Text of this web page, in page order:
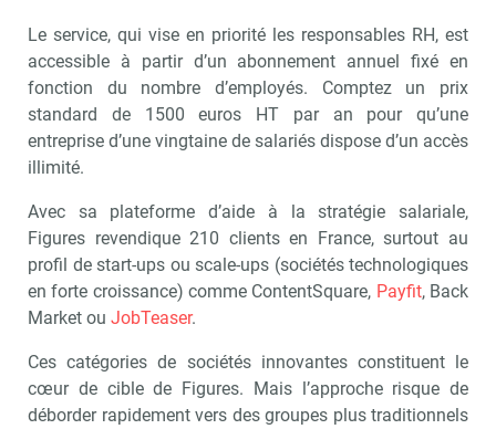
Le service, qui vise en priorité les responsables RH, est
accessible à partir d’un abonnement annuel fixé en
fonction du nombre d’employés. Comptez un prix
standard de 1500 euros HT par an pour qu’une
entreprise d’une vingtaine de salariés dispose d’un accès
illimité.
Avec sa plateforme d’aide à la stratégie salariale,
Figures revendique 210 clients en France, surtout au
profil de start-ups ou scale-ups (sociétés technologiques
en forte croissance) comme ContentSquare, Payfit, Back
Market ou JobTeaser.
Ces catégories de sociétés innovantes constituent le
cœur de cible de Figures. Mais l’approche risque de
déborder rapidement vers des groupes plus traditionnels